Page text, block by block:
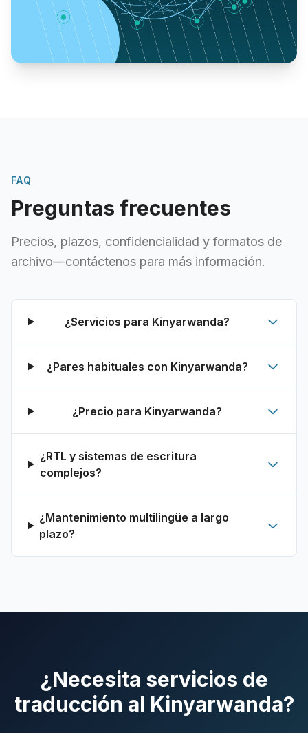
FAQ
Preguntas frecuentes
Precios, plazos, confidencialidad y formatos de
archivo—contáctenos para más información.
¿Servicios para Kinyarwanda?
¿Pares habituales con Kinyarwanda?
¿Precio para Kinyarwanda?
¿RTL y sistemas de escritura
complejos?
¿Mantenimiento multilingüe a largo
plazo?
¿Necesita servicios de
traducción al Kinyarwanda?